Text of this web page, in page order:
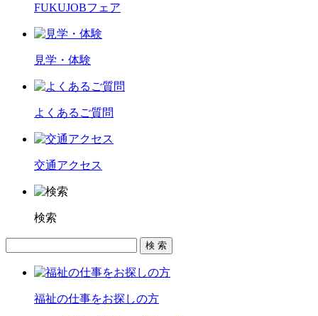
FUKUJOBフェア
見学・体験
よくあるご質問
交通アクセス
検索
福祉の仕事をお探しの方